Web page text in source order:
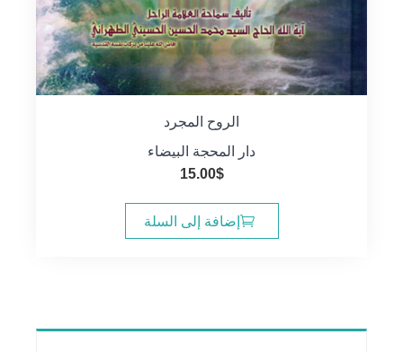
الروح المجرد
دار المحجة البيضاء
15.00$
إضافة إلى السلة